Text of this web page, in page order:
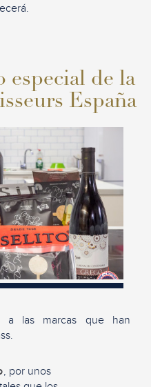
especial de la
España
a las marcas que han
, por unos